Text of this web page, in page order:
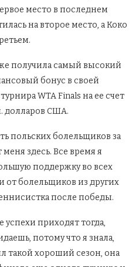
место в последнем
на второе место, а Коко
получила самый высокий
бонус в своей
WTA Finals на ее счет
долларов США.
польских болельщиков за
здесь. Все время я
поддержку во всех
от болельщиков из других
после победы.
успехи приходят тогда,
потому что я знала,
такой хороший сезон, она